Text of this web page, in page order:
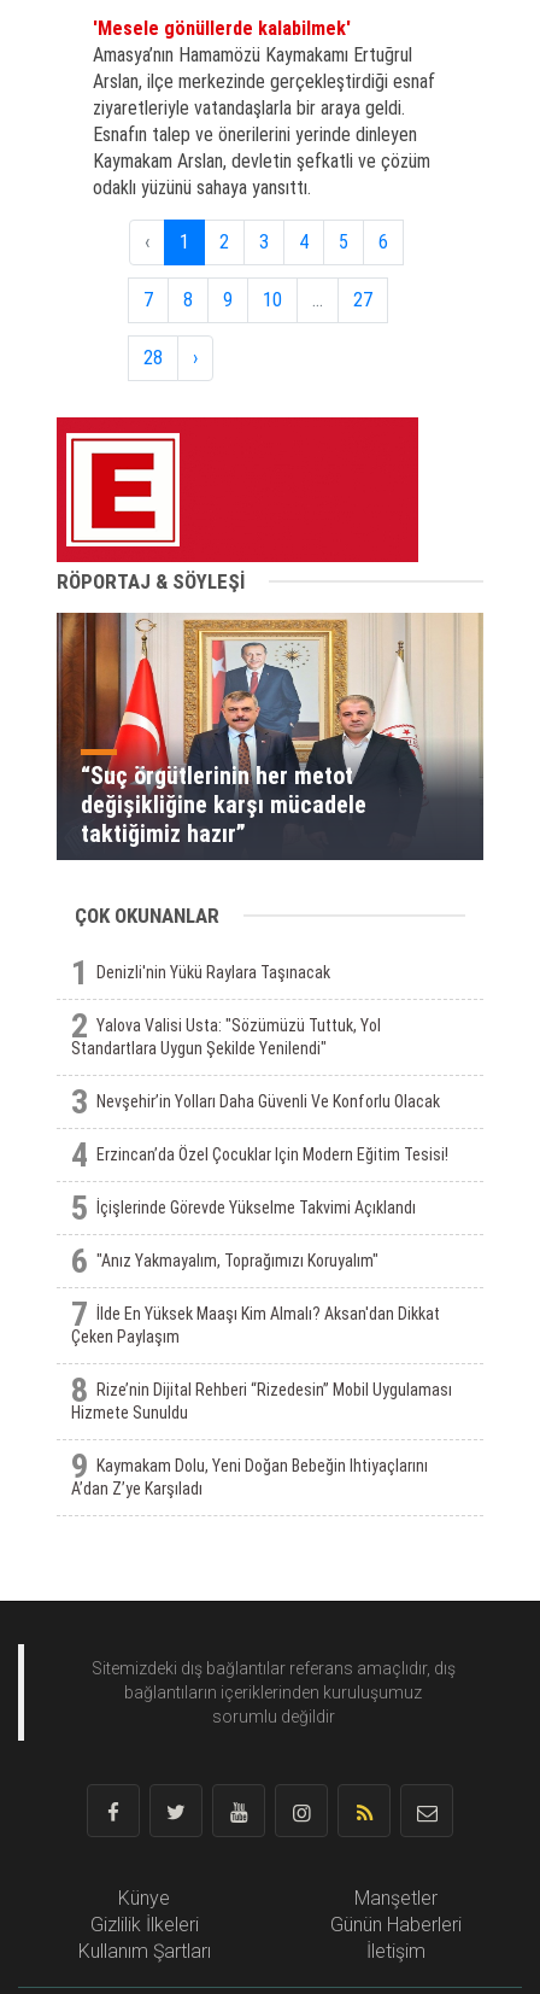
'Mesele gönüllerde kalabilmek'
Amasya’nın Hamamözü Kaymakamı Ertuğrul
Arslan, ilçe merkezinde gerçekleştirdiği esnaf
ziyaretleriyle vatandaşlarla bir araya geldi.
Esnafın talep ve önerilerini yerinde dinleyen
Kaymakam Arslan, devletin şefkatli ve çözüm
odaklı yüzünü sahaya yansıttı.
‹ 1 2 3 4 5 6
7 8 9 10 ... 27
28 ›
RÖPORTAJ & SÖYLEŞİ
“Suç örgütlerinin her metot
değişikliğine karşı mücadele
taktiğimiz hazır”
ÇOK OKUNANLAR
1 Denizli'nin Yükü Raylara Taşınacak
2 Yalova Valisi Usta: "Sözümüzü Tuttuk, Yol
Standartlara Uygun Şekilde Yenilendi"
3 Nevşehir’in Yolları Daha Güvenli Ve Konforlu Olacak
4 Erzincan’da Özel Çocuklar Için Modern Eğitim Tesisi!
5 İçişlerinde Görevde Yükselme Takvimi Açıklandı
6 "Anız Yakmayalım, Toprağımızı Koruyalım"
7
İlde En Yüksek Maaşı Kim Almalı? Aksan'dan Dikkat
Çeken Paylaşım
8
Rize’nin Dijital Rehberi “Rizedesin” Mobil Uygulaması
Hizmete Sunuldu
9
Kaymakam Dolu, Yeni Doğan Bebeğin Ihtiyaçlarını
A’dan Z’ye Karşıladı
Sitemizdeki dış bağlantılar referans amaçlıdır, dış
bağlantıların içeriklerinden kuruluşumuz
sorumlu değildir
Künye
Gizlilik İlkeleri
Kullanım Şartları
Manşetler
Günün Haberleri
İletişim